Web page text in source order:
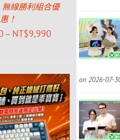
線勝利組合優
惠！
– NT$9,990
on 2026-07-